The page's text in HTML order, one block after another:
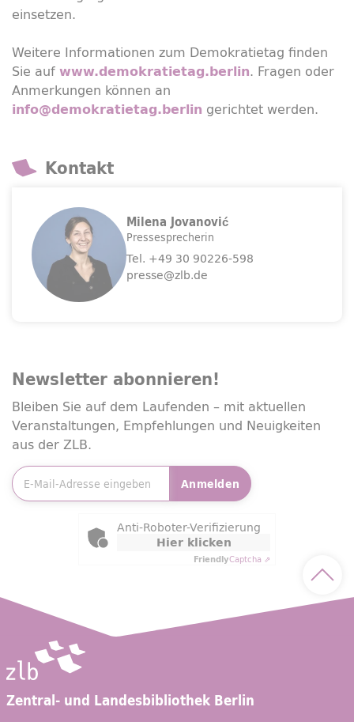
einsetzen.
Weitere Informationen zum Demokratietag finden
Sie aufwww.demokratietag.berlin. Fragen oder
Anmerkungen können an
info@demokratietag.berlin gerichtet werden.
Kontakt
Milena Jovanović
Pressesprecherin
Tel. +49 30 90226-598
presse@zlb.de
Newsletter abonnieren!
Bleiben Sie auf dem Laufenden – mit aktuellen
Veranstaltungen, Empfehlungen und Neuigkeiten
aus der ZLB.
Anmelden
Friendly Captcha
Anti-Roboter-Verifizierung
Hier klicken
FriendlyCaptcha ⇗
Zentral- und Landesbibliothek Berlin